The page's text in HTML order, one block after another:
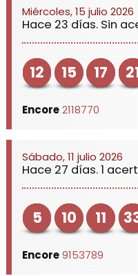
Miércoles, 15 julio 2026
Hace 23 días. Sin
12 15 17
Encore 2118770
Sábado, 11 julio 2026
Hace 27 días. 1
5 10 11
Encore 9153789